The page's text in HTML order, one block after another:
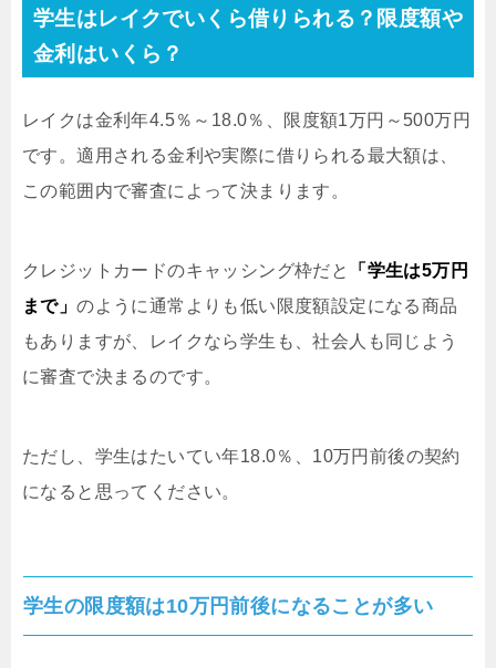
学生はレイクでいくら借りられる？限度額や
金利はいくら？
レイクは金利年4.5％～18.0％、限度額1万円～500万円
です。適用される金利や実際に借りられる最大額は、
この範囲内で審査によって決まります。
クレジットカードのキャッシング枠だと
「学生は5万円
まで」のように通常よりも低い限度額設定になる商品
もありますが、レイクなら学生も、社会人も同じよう
に審査で決まるのです。
ただし、学生はたいてい年18.0％、10万円前後の契約
になると思ってください。
学生の限度額は10万円前後になることが多い